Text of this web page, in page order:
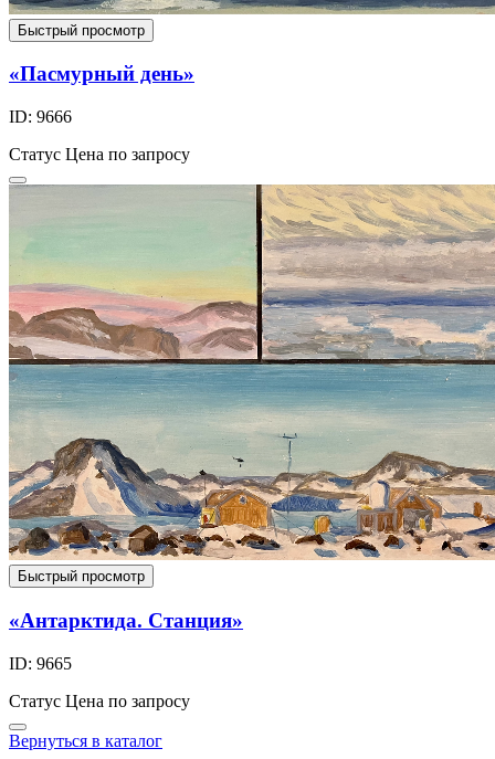
Быстрый просмотр
«Пасмурный день»
ID: 9666
Статус Цена по запросу
Быстрый просмотр
«Антарктида. Станция»
ID: 9665
Статус Цена по запросу
Вернуться в каталог